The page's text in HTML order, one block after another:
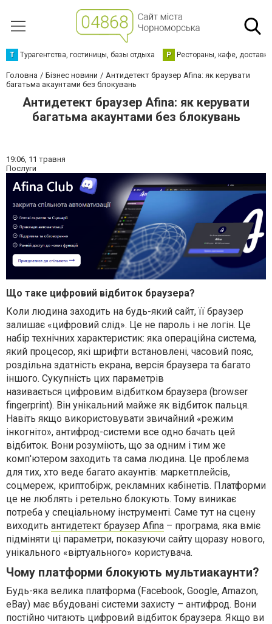
Т Турагентства, гостиницы, базы отдыха Р Рестораны, кафе,
Головна Бізнес новини
Антидетект браузер Afina: як керувати
багатьма акаунтами без блокувань
Антидетект браузер Afina: як керувати
багатьма акаунтами без блокувань
19:06, 11 травня
Послуги
Що таке цифровий відбиток браузера?
Коли людина заходить на будь-який сайт, її браузер
залишає «цифровий слід». Це не пароль і не логін. Це
набір технічних характеристик: яка операційна система,
який процесор, які шрифти встановлені, часовий пояс,
роздільна здатність екрана, версія браузера та багато
іншого. Сукупність цих параметрів
називається цифровим відбитком браузера (browser
fingerprint). Він унікальний майже як відбиток пальця.
Навіть якщо використовувати звичайний «режим
інкогніто», антифрод-системи все одно бачать цей
відбиток. Вони розуміють, що за одним і тим же
комп'ютером заходить та сама людина. Це проблема
для тих, хто веде багато акаунтів: маркетплейсів,
соцмереж, криптобірж, рекламних кабінетів. Платформи
це не люблять і ретельно блокують. Тому виникає
потреба у спеціальному інструменті. Саме тут на сцену
виходить антидетект браузер Afina – програма, яка вміє
підміняти ці параметри, показуючи сайту щоразу нового,
унікального «віртуального» користувача.
Чому платформи блокують мультиакаунти?
Будь-яка велика платформа (Facebook, Google, Amazon,
eBay) має вбудовані системи захисту – антифрод. Вони
постійно читають цифровий відбиток браузера. Якщо ви